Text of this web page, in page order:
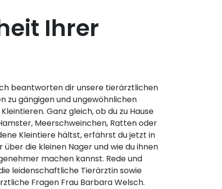
Ihrer
beantworten dir unsere tierärztlichen
zu gängigen und ungewöhnlichen
Ganz gleich, ob du zu Hause
Meerschweinchen, Ratten oder
Kleintiere hältst, erfährst du jetzt in
die kleinen Nager und wie du ihnen
machen kannst. Rede und
leidenschaftliche Tierärztin sowie
Fragen Frau Barbara Welsch.